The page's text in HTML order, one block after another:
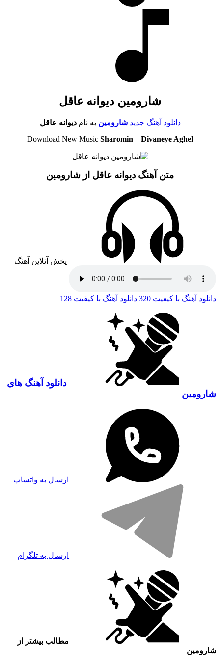
شارومین دیوانه عاقل
دانلود آهنگ جدید شارومین به نامدیوانه عاقل
Download New Music Sharomin – Divaneye Aghel
متن آهنگ دیوانه عاقل از شارومین
پخش آنلاین آهنگ
دانلود آهنگ با کیفیت 320 دانلود آهنگ با کیفیت 128
دانلود آهنگ های
شارومین
ارسال به واتساپ
ارسال به تلگرام
مطالب بیشتر از
شارومین